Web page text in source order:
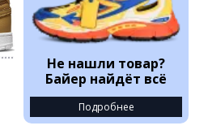
Не нашли товар?
Байер найдёт всё
Подробнее